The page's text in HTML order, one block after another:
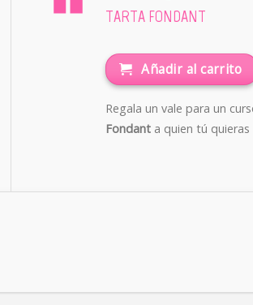
TARTA FONDANT
Añadir al carrito
Regala un vale para un
Fondant a quien tú quieras